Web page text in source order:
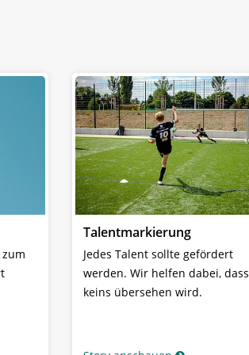
Talentmarkierung
Jedes Talent sollte gefördert
werden. Wir helfen dabei, dass
keins übersehen wird.